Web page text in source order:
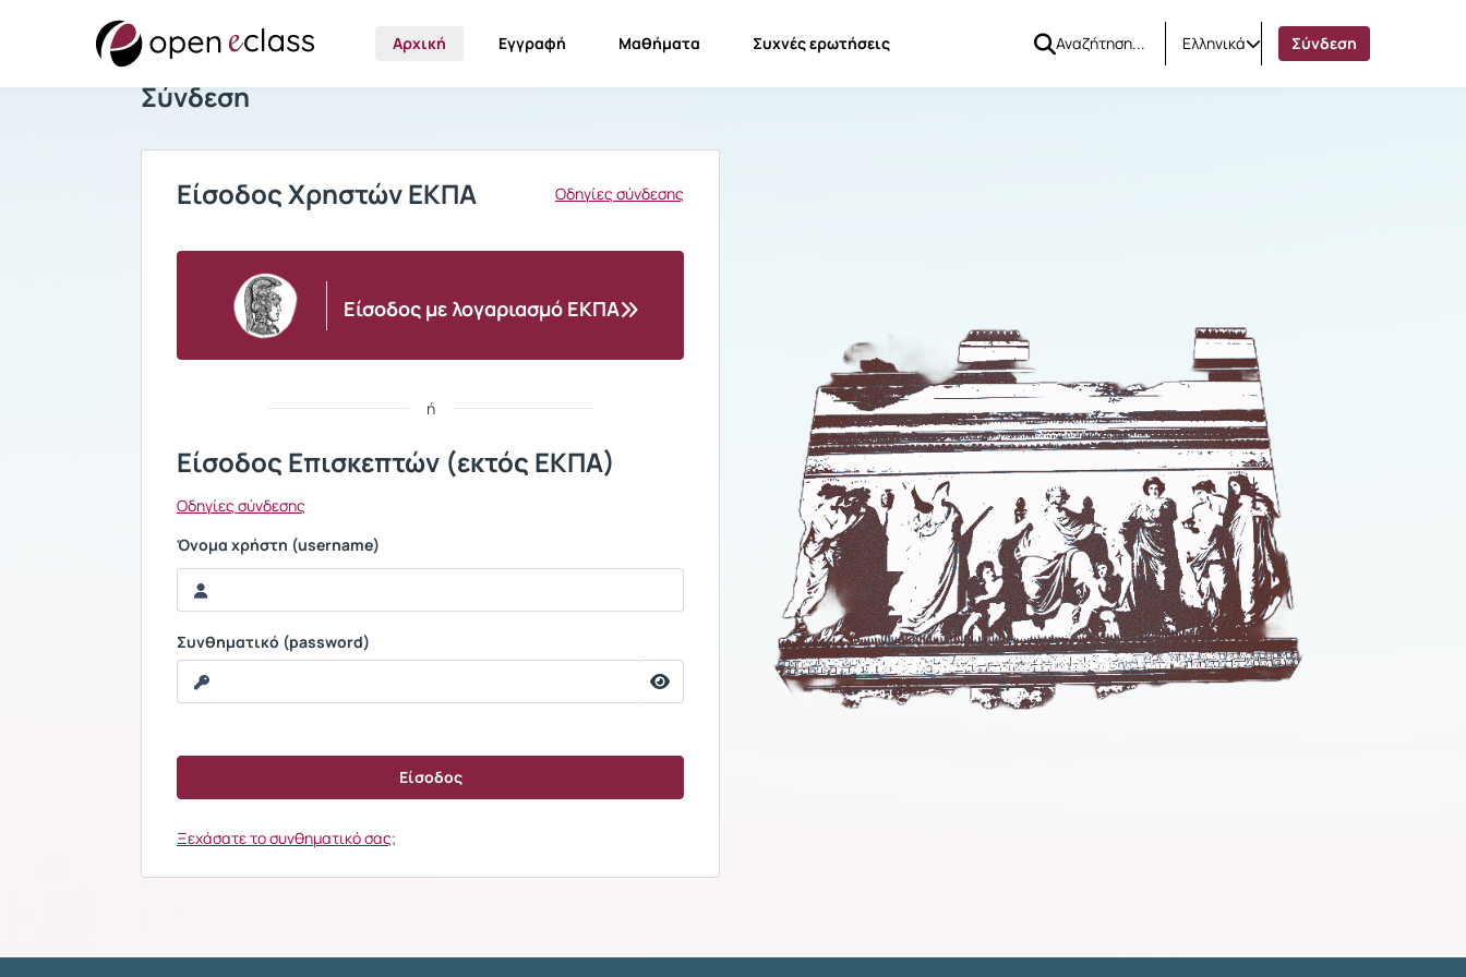
Αρχική Εγγραφή Μαθήματα Συχνές ερωτήσεις Ελληνικά Σύνδεση
Σύνδεση
Είσοδος Χρηστών ΕΚΠΑ Οδηγίες σύνδεσης
Είσοδος με λογαριασμό ΕΚΠΑ
ή
Είσοδος Επισκεπτών (εκτός ΕΚΠΑ)
Οδηγίες σύνδεσης
Όνομα χρήστη (username)
Συνθηματικό (password)
Ξεχάσατε το συνθηματικό σας;